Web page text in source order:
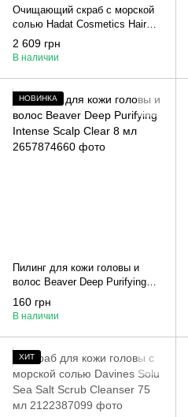
Очищающий скраб с морской
солью Hadat Cosmetics Hair
and Scap Mud Scrub 300 мл
2 609 грн
В наличии
НОВИНКА
Пилинг для кожи головы и
волос Beaver Deep Purifying
Intense Scalp Clear 8 мл
160 грн
В наличии
ХИТ